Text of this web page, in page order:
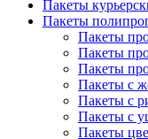
Пакеты
Пакеты
Пакеты
Пакеты
Пакеты
Пакеты с
Пакеты с
Пакеты с
Пакеты